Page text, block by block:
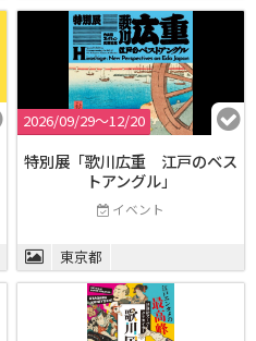
2026/09/29〜12/20
特別展「歌川広重 江戸のベス
トアングル」
イベント
東京都